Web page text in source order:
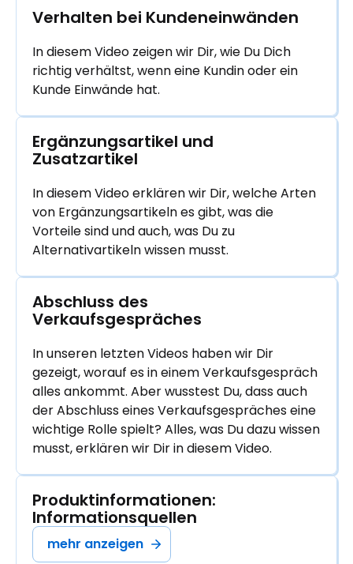
Verhalten bei Kundeneinwänden
In diesem Video zeigen wir Dir, wie Du Dich
richtig verhältst, wenn eine Kundin oder ein
Kunde Einwände hat.
Ergänzungsartikel und
Zusatzartikel
In diesem Video erklären wir Dir, welche Arten
von Ergänzungsartikeln es gibt, was die
Vorteile sind und auch, was Du zu
Alternativartikeln wissen musst.
Abschluss des
Verkaufsgespräches
In unseren letzten Videos haben wir Dir
gezeigt, worauf es in einem Verkaufsgespräch
alles ankommt. Aber wusstest Du, dass auch
der Abschluss eines Verkaufsgespräches eine
wichtige Rolle spielt? Alles, was Du dazu wissen
musst, erklären wir Dir in diesem Video.
Produktinformationen:
Informationsquellen
mehr anzeigen